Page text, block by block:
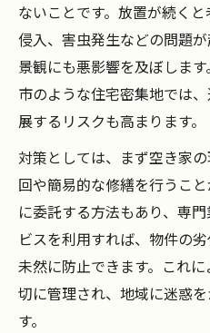
ないことです。放置が続く
侵入、害虫発生などの問題
景観にも悪影響を及ぼしま
市のような住宅密集地では
展するリスクも高まります。
対策としては、まず空き家
回や簡易的な修繕を行うこ
に委託する方法もあり、専
ビスを利用すれば、物件の
未然に防止できます。これ
切に管理され、地域に迷惑
す。